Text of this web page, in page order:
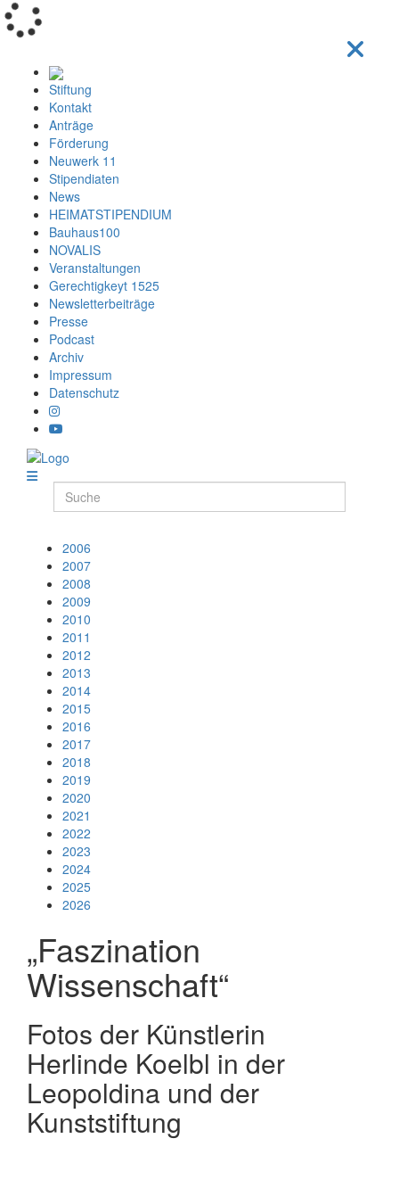
Stiftung
Kontakt
Anträge
Förderung
Neuwerk 11
Stipendiaten
News
HEIMATSTIPENDIUM
Bauhaus100
NOVALIS
Veranstaltungen
Gerechtigkeyt 1525
Newsletterbeiträge
Presse
Podcast
Archiv
Impressum
Datenschutz
2006
2007
2008
2009
2010
2011
2012
2013
2014
2015
2016
2017
2018
2019
2020
2021
2022
2023
2024
2025
2026
„Faszination
Wissenschaft“
Fotos der Künstlerin
Herlinde Koelbl in der
Leopoldina und der
Kunststiftung